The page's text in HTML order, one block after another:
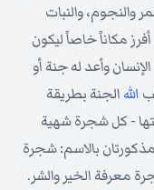
والنجوم، والنبات
مكاناً خاصاً ليكون
وأعد له جنة أو
الله الجنة بطريقة
- كل شجرة شهية
بالاسم: شجرة
معرفة الخير والشر.